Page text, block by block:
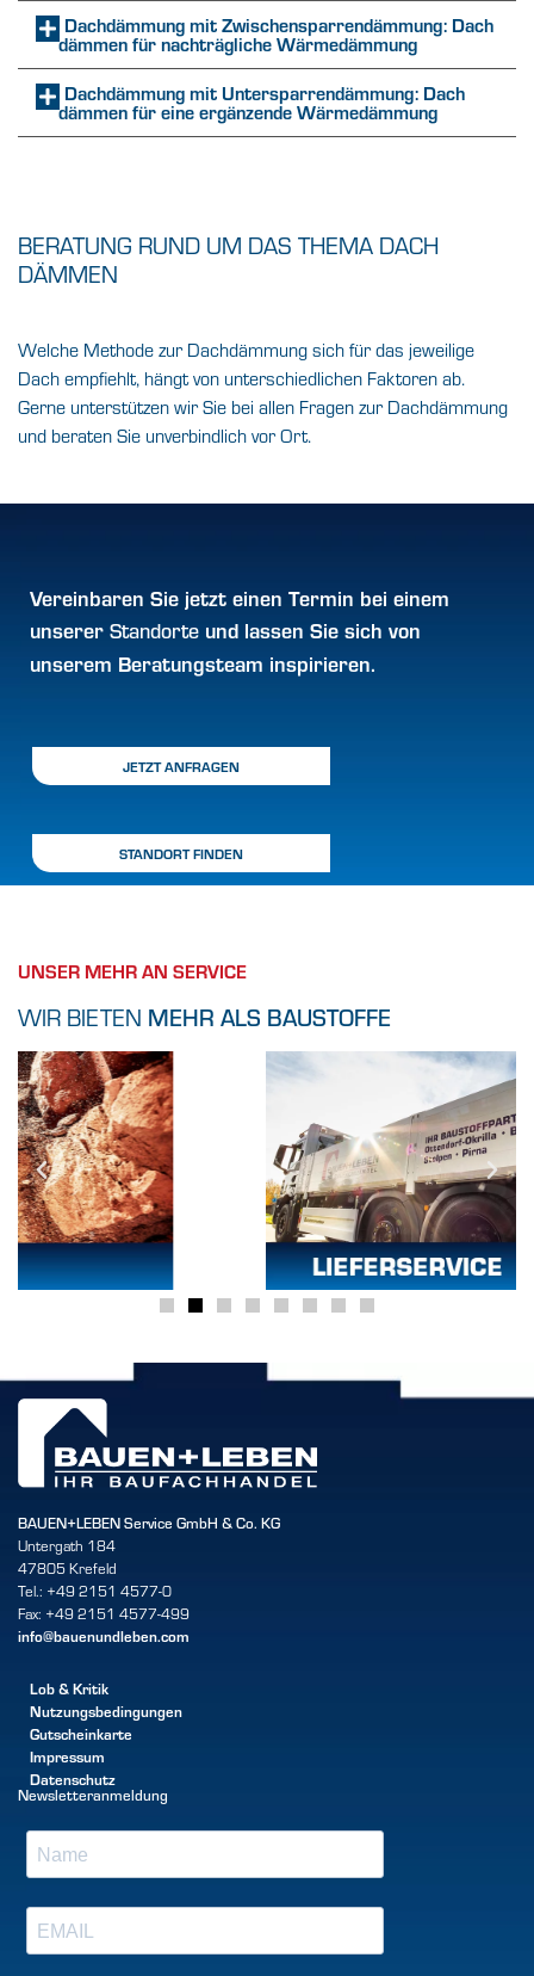
Dachdämmung mit Zwischensparrendämmung: Dach
dämmen für nachträgliche Wärmedämmung
Dachdämmung mit Untersparrendämmung: Dach
dämmen für eine ergänzende Wärmedämmung
BERATUNG RUND UM DAS THEMA DACH
DÄMMEN
Welche Methode zur Dachdämmung sich für das jeweilige
Dach empfiehlt, hängt von unterschiedlichen Faktoren ab.
Gerne unterstützen wir Sie bei allen Fragen zur Dachdämmung
und beraten Sie unverbindlich vor Ort.
Vereinbaren Sie jetzt einen Termin bei einem
unserer Standorte und lassen Sie sich von
unserem Beratungsteam inspirieren.
JETZT ANFRAGEN
STANDORT FINDEN
UNSER MEHR AN SERVICE
WIR BIETEN MEHR ALS BAUSTOFFE
BAUEN+LEBEN Service GmbH & Co. KG
Untergath 184
47805 Krefeld
Tel.: +49 2151 4577-0
Fax: +49 2151 4577-499
info@bauenundleben.com
Lob & Kritik
Nutzungsbedingungen
Gutscheinkarte
Impressum
Datenschutz
Newsletteranmeldung